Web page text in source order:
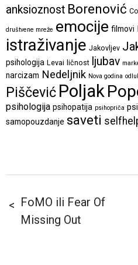
anksioznost Borenović
društvene mreže emocije filmovi
istraživanje Jakovljev
psihologija Levai ličnost ljubav
narcizam Nedeljnik Nova godina
Piščević Poljak
psihologija psihopatija psihopriča
samopouzdanje saveti
FoMO ili Fear Of
Missing Out